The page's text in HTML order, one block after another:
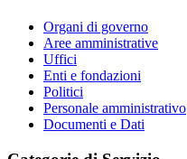
Organi di governo
Aree amministrative
Uffici
Enti e fondazioni
Politici
Personale amministrativo
Documenti e Dati